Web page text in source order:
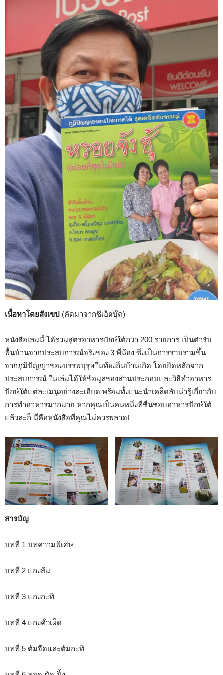
เนื้อหาโดยสังเขป (คัดมาจากซีเอ็ดบุ๊ค)
หนังสือเล่มนี้ ได้รวมสูตรอาหารปักษ์ใต้กว่า 200 รายการ เป็นตำรับ
พื้นบ้านจากประสบการณ์จริงของ 3 พี่น้อง ซึ่งเป็นการรวบรวมขึ้น
จากภูมิปัญญาของบรรพบุรุษในท้องถิ่นบ้านเกิด โดยยึดหลักจาก
ประสบการณ์ ในเล่มได้ให้ข้อมูลของส่วนประกอบและวิธีทำอาหาร
ปักษ์ใต้แต่ละเมนูอย่างละเอียด พร้อมทั้งแนะนำเคล็ดลับน่ารู้เกี่ยวกับ
การทำอาหารมากมาย หากคุณเป็นคนหนึ่งที่ชื่นชอบอาหารปักษ์ใต้
แล้วละก็ นี่คือหนังสือที่คุณไม่ควรพลาด!
สารบัญ
บทที่ 1 บทความพิเศษ
บทที่ 2 แกงส้ม
บทที่ 3 แกงกะทิ
บทที่ 4 แกงคั่วเผ็ด
บทที่ 5 ต้มจืดและต้มกะทิ